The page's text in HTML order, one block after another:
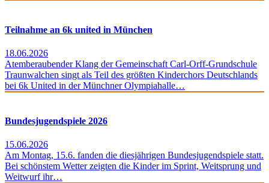
Teilnahme an 6k united in München
18.06.2026
Atemberaubender Klang der Gemeinschaft Carl-Orff-Grundschule
Traunwalchen singt als Teil des größten Kinderchors Deutschlands
bei 6k United in der Münchner Olympiahalle…
Bundesjugendspiele 2026
15.06.2026
Am Montag, 15.6. fanden die diesjährigen Bundesjugendspiele statt.
Bei schönstem Wetter zeigten die Kinder im Sprint, Weitsprung und
Weitwurf ihr…